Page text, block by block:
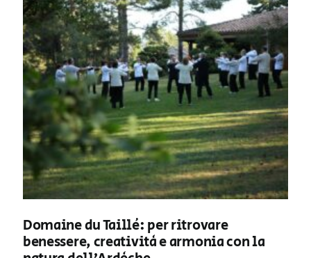
Domaine du Taillé: per ritrovare
benessere, creatività e armonia con la